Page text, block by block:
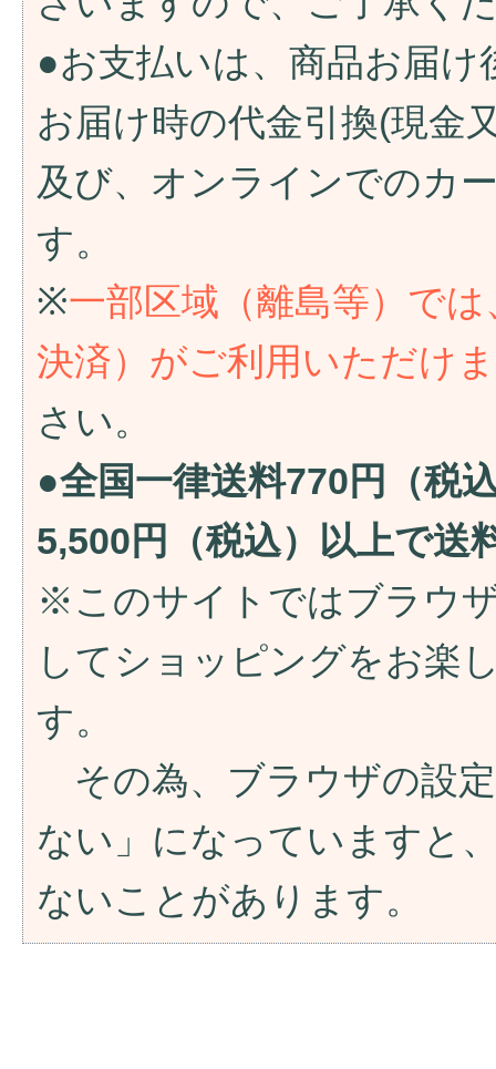
●お支払いは、商品お届け
お届け時の代金引換(現金
及び、オンラインでのカ
す。
※一部区域（離島等）で
決済）がご利用いただけ
さい。
●全国一律送料770円（税
5,500円（税込）以上で送
※このサイトではブラウ
してショッピングをお楽
す。
その為、ブラウザの設
ない」になっていますと
ないことがあります。